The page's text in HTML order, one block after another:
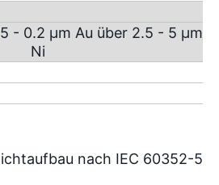
- 0.2 µm Au über 2.5 - 5 µm
Ni
nach IEC 60352-5